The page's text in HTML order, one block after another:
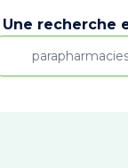
Une recherche